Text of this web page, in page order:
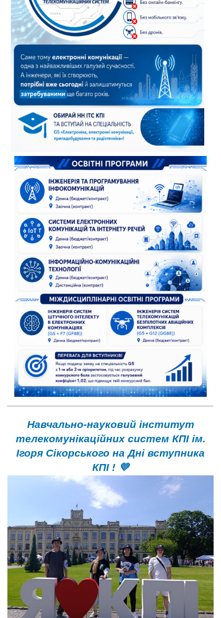
Навчально-науковий інститут
телекомунікаційних систем КПІ ім.
Ігоря Сікорського на Дні вступника
КПІ ! 💜